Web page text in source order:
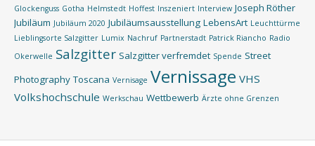
Glockenguss Gotha Helmstedt Hoffest Inszeniert Interview Joseph Röther
Jubiläum Jubiläum 2020 Jubiläumsausstellung LebensArt Leuchttürme
Lieblingsorte Salzgitter Lumix Nachruf Partnerstadt Patrick Riancho Radio
Okerwelle Salzgitter Salzgitter verfremdet Spende Street
Photography Toscana Vernisage Vernissage VHS
Volkshochschule Werkschau Wettbewerb Ärzte ohne Grenzen